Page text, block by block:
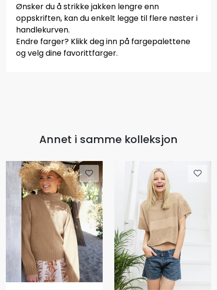
Ønsker du å strikke jakken lengre enn
oppskriften, kan du enkelt legge til flere nøster i
handlekurven.
Endre farger? Klikk deg inn på fargepalettene
og velg dine favorittfarger.
Annet i samme kolleksjon